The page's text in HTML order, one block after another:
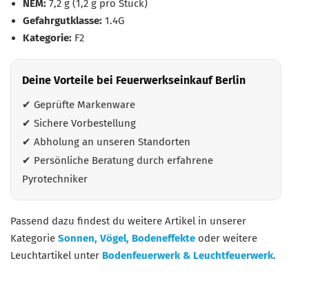
NEM: 7,2 g (1,2 g pro Stück)
Gefahrgutklasse: 1.4G
Kategorie: F2
Deine Vorteile bei Feuerwerkseinkauf Berlin
✔ Geprüfte Markenware
✔ Sichere Vorbestellung
✔ Abholung an unseren Standorten
✔ Persönliche Beratung durch erfahrene
Pyrotechniker
Passend dazu findest du weitere Artikel in unserer
Kategorie Sonnen, Vögel, Bodeneffekte oder weitere
Leuchtartikel unter Bodenfeuerwerk & Leuchtfeuerwerk.